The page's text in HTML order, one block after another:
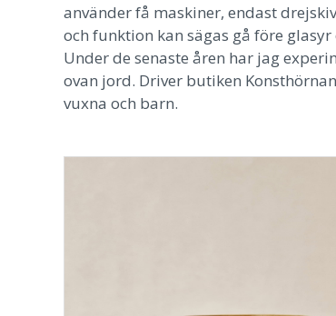
använder få maskiner, endast
och funktion kan sägas gå före
Under de senaste åren har jag
ovan jord. Driver butiken
vuxna och barn.